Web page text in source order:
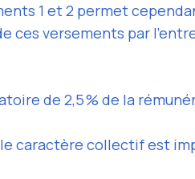
1 et 2 permet
versements par
de 2,5 % de la
caractère collectif est